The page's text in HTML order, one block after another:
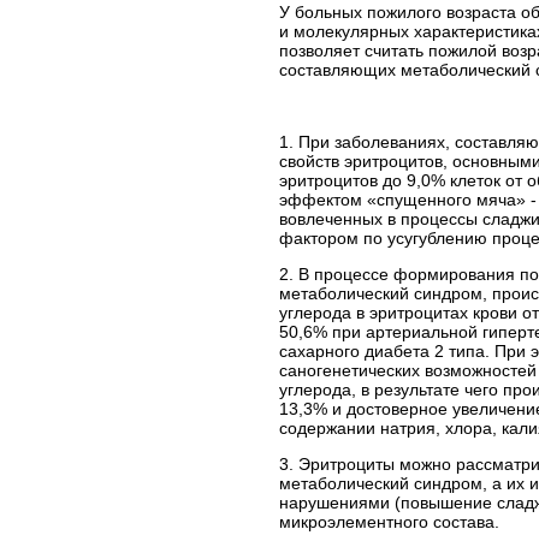
У больных пожилого возраста
и молекулярных
позволяет считать пожилой
составляющих метаболический
1. При заболеваниях,
свойств эритроцитов,
эритроцитов до 9,0% клеток от
эффектом «спущенного мяча» -
вовлеченных в процессы
фактором по усугублению
2. В процессе формирования
метаболический синдром,
углерода в эритроцитах крови
50,6% при артериальной
сахарного диабета 2 типа. При
саногенетических
углерода, в результате чего
13,3% и достоверное
содержании натрия, хлора,
3. Эритроциты можно
метаболический синдром, а
нарушениями (повышение
микроэлементного состава.